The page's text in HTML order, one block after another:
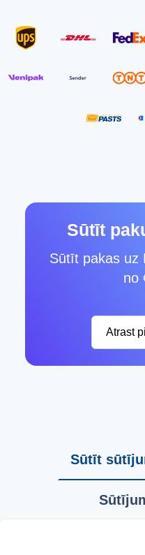
Sūtīt
Sūtīt pakas uz
no
Atrast
Sūtīt